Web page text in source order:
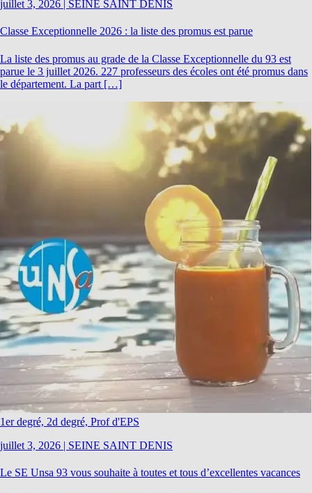
juillet 3, 2026 | SEINE SAINT DENIS
Classe Exceptionnelle 2026 : la liste des promus est parue
La liste des promus au grade de la Classe Exceptionnelle du 93 est
parue le 3 juillet 2026. 227 professeurs des écoles ont été promus dans
le département. La part […]
1er degré, 2d degré, Prof d'EPS
juillet 3, 2026 | SEINE SAINT DENIS
Le SE Unsa 93 vous souhaite à toutes et tous d’excellentes vacances